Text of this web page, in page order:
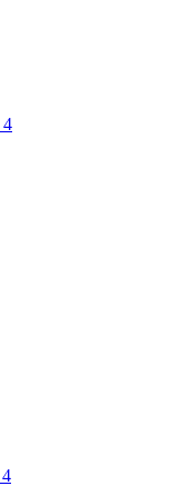
4
4